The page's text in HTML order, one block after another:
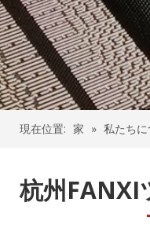
現在位置: 家 » 私たちに
杭州FANXI